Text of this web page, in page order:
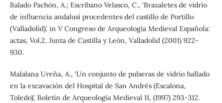
Balado Pachón, A.; Escribano Velasco, C., ‘Brazaletes de vidrio
de influencia andalusí procedentes del castillo de Portillo
(Valladolid)’, in V Congreso de Arqueología Medieval Española:
actas, Vol.2, Junta de Castilla y León, Valladolid (2001) 922-
930.
Malalana Ureña, A., ‘Un conjunto de pulseras de vidrio hallado
en la excavación del Hospital de San Andrés (Escalona,
Toledo)’, Boletín de Arqueología Medieval 11, (1997) 293-312.